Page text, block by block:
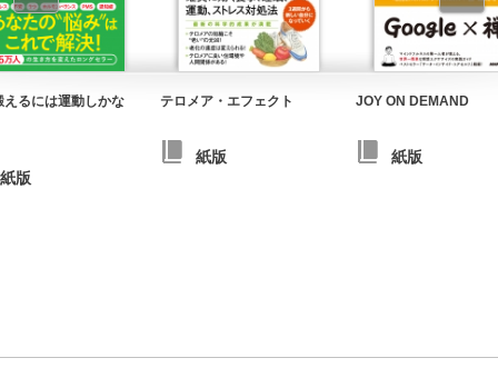
えるには運動しかな
紙版
テロメア・エフェクト
紙版
JOY ON DEMAND
紙版